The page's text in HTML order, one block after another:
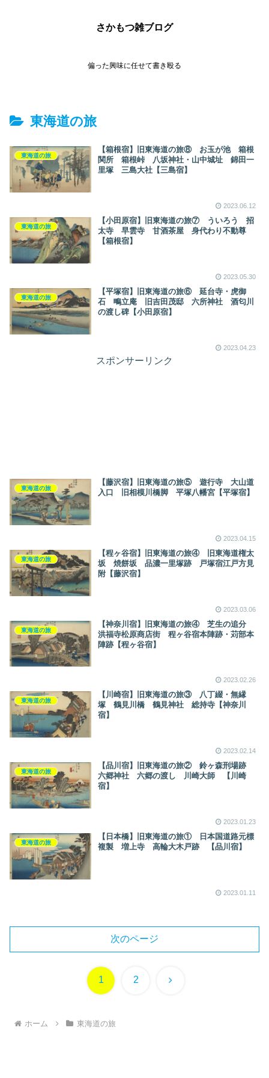
さかもつ雑ブログ
偏った興味に任せて書き殴る
東海道の旅
東海道の旅
【箱根宿】旧東海道の旅⑧ お玉が池 箱根
関所 箱根峠 八坂神社・山中城址 錦田一
里塚 三島大社【三島宿】
2023.06.12
東海道の旅
【小田原宿】旧東海道の旅⑦ ういろう 招
太寺 早雲寺 甘酒茶屋 身代わり不動尊
【箱根宿】
2023.05.30
東海道の旅
【平塚宿】旧東海道の旅⑥ 延台寺・虎御
石 鴫立庵 旧吉田茂邸 六所神社 酒匂川
の渡し碑【小田原宿】
2023.04.23
スポンサーリンク
東海道の旅
【藤沢宿】旧東海道の旅⑤ 遊行寺 大山道
入口 旧相模川橋脚 平塚八幡宮【平塚宿】
2023.04.15
東海道の旅
【程ヶ谷宿】旧東海道の旅④ 旧東海道権太
坂 焼餅坂 品濃一里塚跡 戸塚宿江戸方見
附【藤沢宿】
2023.03.06
東海道の旅
【神奈川宿】旧東海道の旅④ 芝生の追分
洪福寺松原商店街 程ヶ谷宿本陣跡・苅部本
陣跡【程ヶ谷宿】
2023.02.26
東海道の旅
【川崎宿】旧東海道の旅③ 八丁綴・無縁
塚 鶴見川橋 鶴見神社 総持寺【神奈川
宿】
2023.02.14
東海道の旅
【品川宿】旧東海道の旅② 鈴ヶ森刑場跡
六郷神社 六郷の渡し 川崎大師 【川崎
宿】
2023.01.23
東海道の旅
【日本橋】旧東海道の旅① 日本国道路元標
複製 増上寺 高輪大木戸跡 【品川宿】
2023.01.11
次のページ
1 2 次
ホーム 東海道の旅